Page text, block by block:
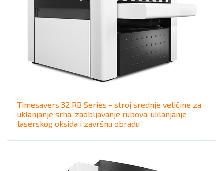
Timesavers 32 RB Series - stroj srednje veličine za
uklanjanje srha, zaobljavanje rubova, uklanjanje
laserskog oksida i završnu obradu